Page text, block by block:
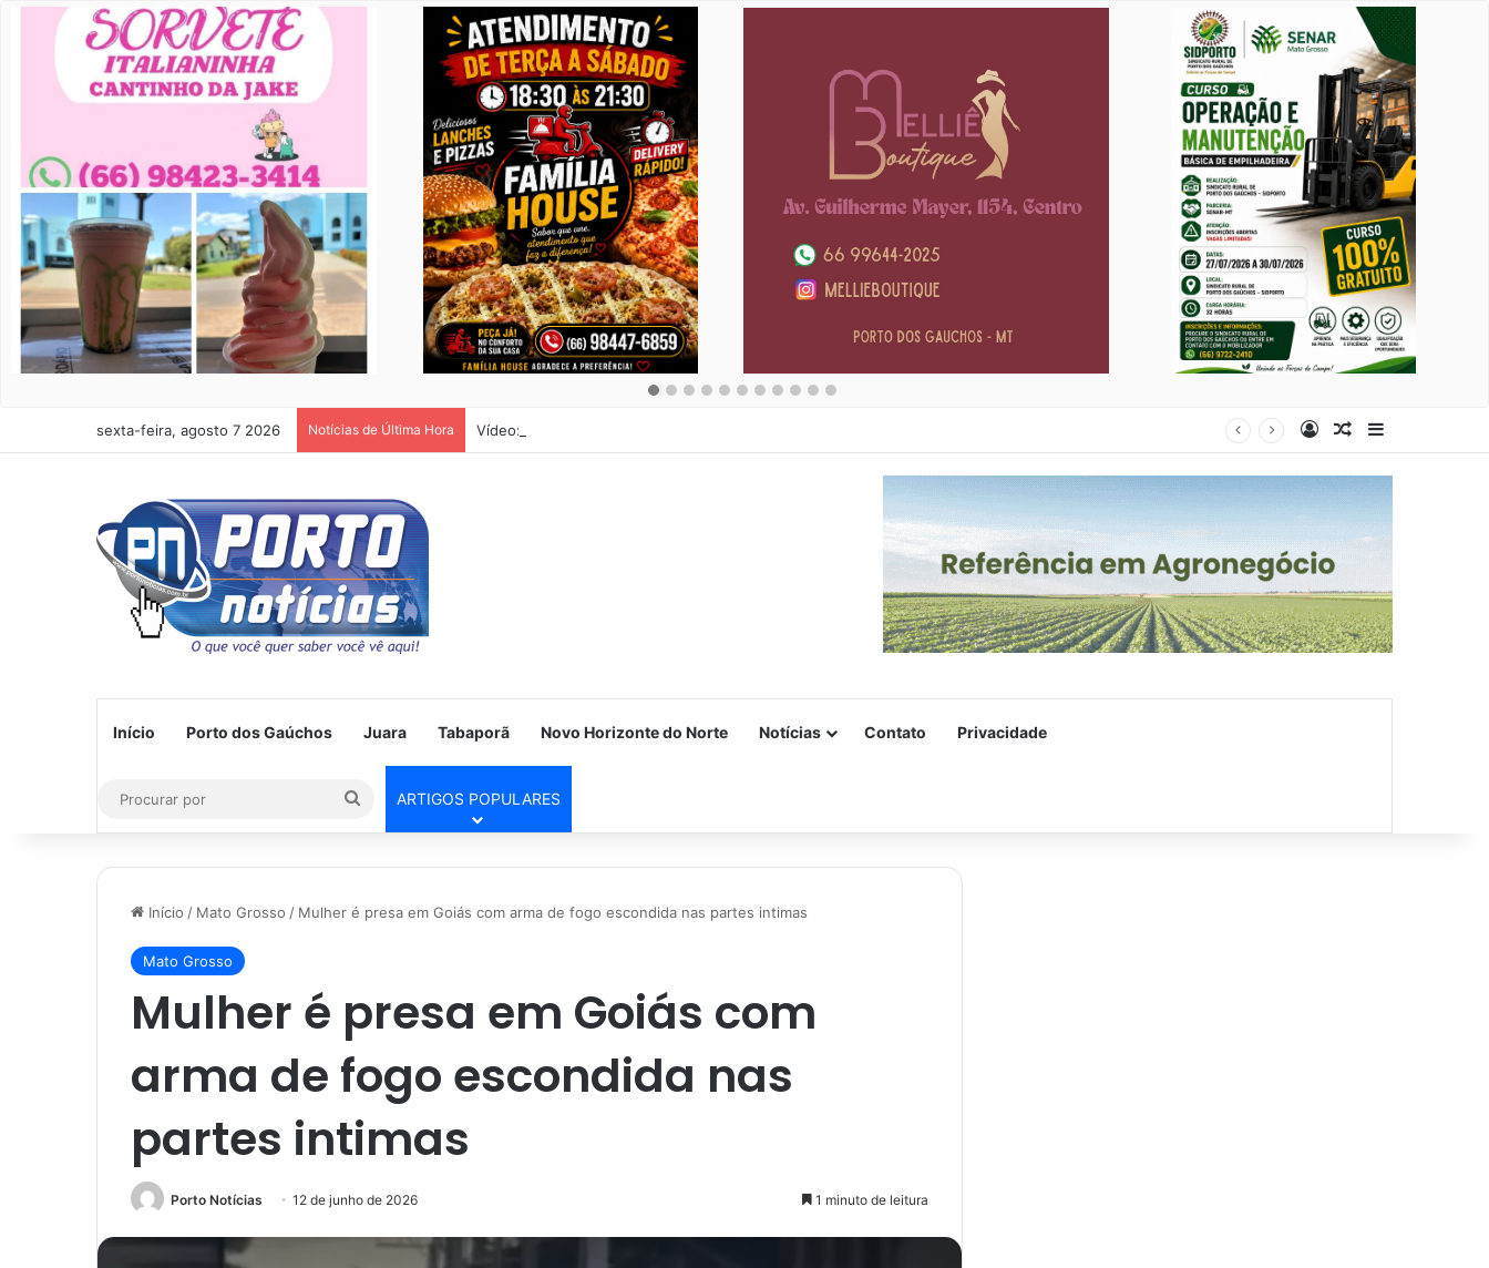
sexta-feira, agosto 7 2026 Notícias de Última Hora Vídeo: Encontro dos antigões de Porto dos Gaúchos EntrarArtigo aleatório
Barra Lateral
Início Porto dos Gaúchos Juara Tabaporã Novo Horizonte do Norte Notícias Contato Privacidade
Procurar
por
ARTIGOS POPULARES
Início / Mato Grosso / Mulher é presa em Goiás com arma de fogo escondida nas partes intimas
Mato Grosso
Mulher é presa em Goiás com
arma de fogo escondida nas
partes intimas
Porto Notícias 12 de junho de 2026 1 minuto de leitura